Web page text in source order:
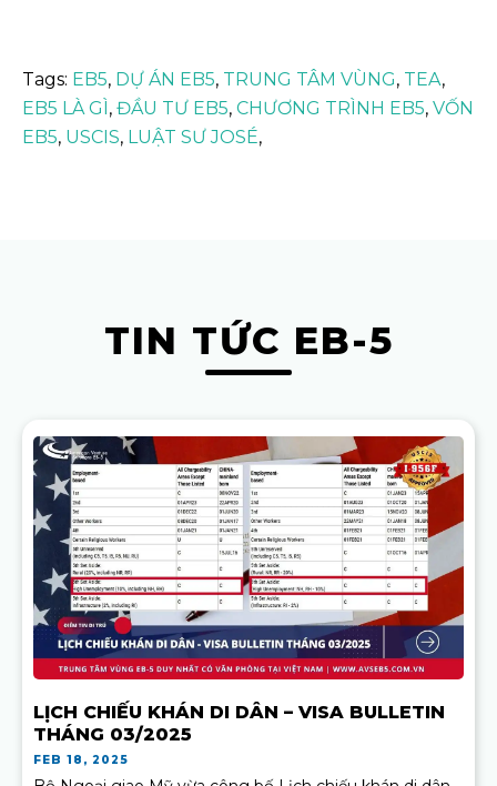
Tags: EB5, DỰ ÁN EB5, TRUNG TÂM VÙNG, TEA,
EB5 LÀ GÌ , ĐẦU TƯ EB5, CHƯƠNG TRÌNH EB5, VỐN
EB5, USCIS, LUẬT SƯ JOSÉ,
TIN TỨC EB-5
LỊCH CHIẾU KHÁN DI DÂN – VISA BULLETIN
THÁNG 03/2025
FEB 18, 2025